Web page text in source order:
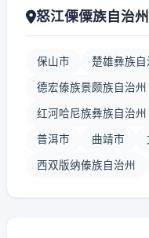
怒江傈僳族自治
保山市 楚雄彝族自
德宏傣族景颇族自治州
红河哈尼族彝族自治州
普洱市 曲靖市
西双版纳傣族自治州